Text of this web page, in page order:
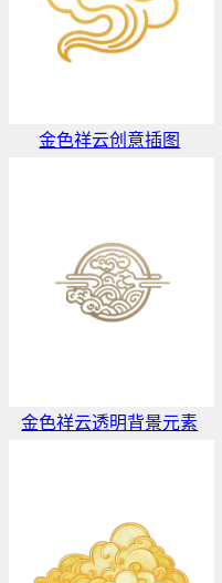
金色祥云创意插图
金色祥云透明背景元素